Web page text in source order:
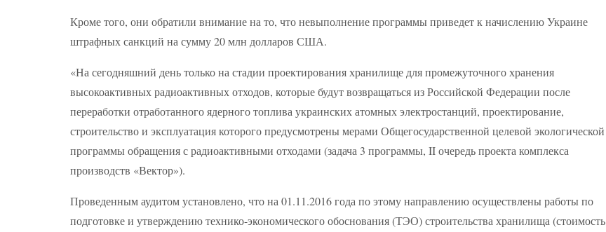
Кроме того, они обратили внимание на то, что невыполнение программы приведет к начислению Украине
штрафных санкций на сумму 20 млн долларов США.
«На сегодняшний день только на стадии проектирования хранилище для промежуточного хранения
высокоактивных радиоактивных отходов, которые будут возвращаться из Российской Федерации после
переработки отработанного ядерного топлива украинских атомных электростанций, проектирование,
строительство и эксплуатация которого предусмотрены мерами Общегосударственной целевой экологической
программы обращения с радиоактивными отходами (задача 3 программы, II очередь проекта комплекса
производств «Вектор»).
Проведенным аудитом установлено, что на 01.11.2016 года по этому направлению осуществлены работы по
подготовке и утверждению технико-экономического обоснования (ТЭО) строительства хранилища (стоимость